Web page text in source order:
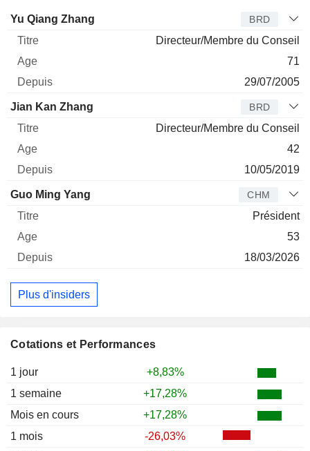
Cotations et Performances
1 jour
+8,83%
1 semaine
+17,28%
Mois en cours
+17,28%
1 mois
-26,03%
Administrateur Titre
Yu Qiang Zhang BRD
Directeur/Membre du Conseil
71
29/07/2005
Jian Kan Zhang BRD
Directeur/Membre du Conseil
42
10/05/2019
Guo Ming Yang CHM
Président
53
18/03/2026
Plus d'insiders